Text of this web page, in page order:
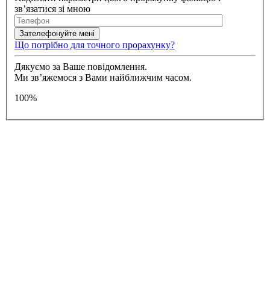
зв’язатися зі мною
Що потрібно для точного прорахунку?
Дякуємо за Ваше повідомлення.
Ми зв’яжемося з Вами найближчим часом.
100%